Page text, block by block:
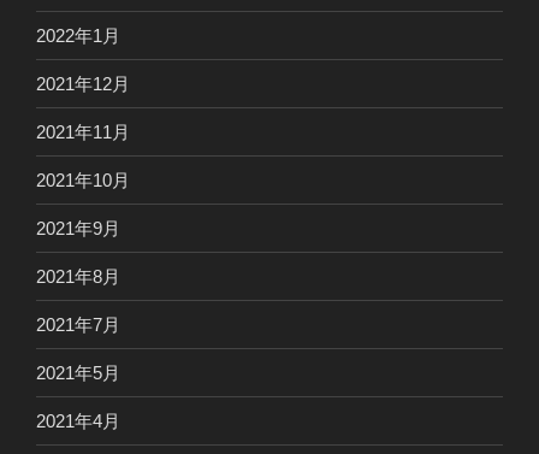
2022年1月
2021年12月
2021年11月
2021年10月
2021年9月
2021年8月
2021年7月
2021年5月
2021年4月